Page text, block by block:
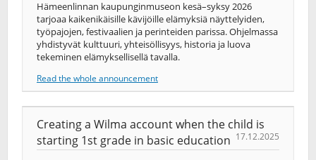
Hämeenlinnan kaupunginmuseon kesä–syksy 2026
tarjoaa kaikenikäisille kävijöille elämyksiä näyttelyiden,
työpajojen, festivaalien ja perinteiden parissa. Ohjelmassa
yhdistyvät kulttuuri, yhteisöllisyys, historia ja luova
tekeminen elämyksellisellä tavalla.
Read the whole announcement
Creating a Wilma account when the child is
starting 1st grade in basic education 17.12.2025